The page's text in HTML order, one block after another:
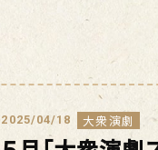
2025/04/18 大衆演劇